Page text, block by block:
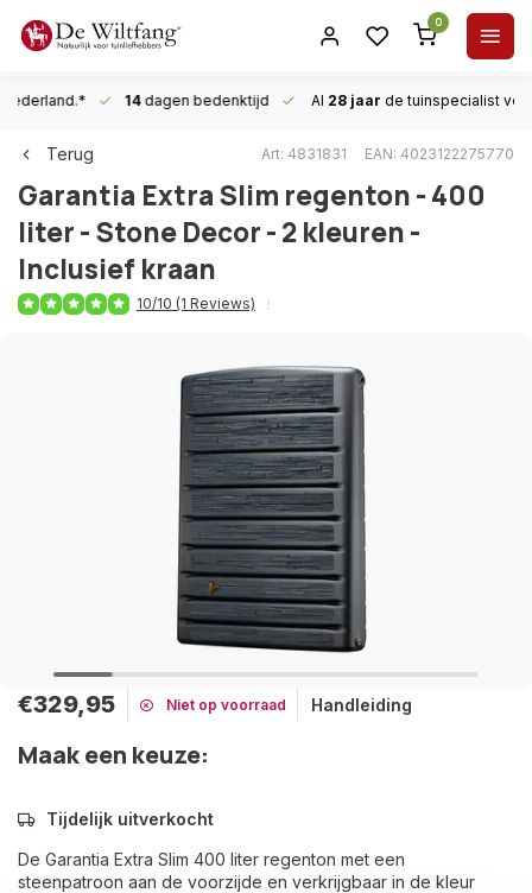
0
14dagen bedenktijd Al 28 jaar de tuinspecialist
Terug Art: 4831831 EAN: 4023122275770
Garantia Extra Slim regenton - 400
liter - Stone Decor - 2 kleuren -
Inclusief kraan
10/10 (1 Reviews)
€329,95 Niet op voorraad Handleiding
Maak een keuze:
Tijdelijk uitverkocht
De Garantia Extra Slim 400 liter regenton met een
steenpatroon aan de voorzijde en verkrijgbaar in de kleur